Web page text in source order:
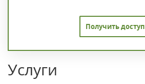
Получить доступ
Услуги